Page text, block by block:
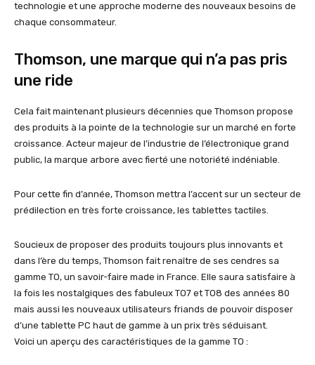
technologie et une approche moderne des nouveaux besoins de
chaque consommateur.
Thomson, une marque qui n’a pas pris
une ride
Cela fait maintenant plusieurs décennies que Thomson propose
des produits à la pointe de la technologie sur un marché en forte
croissance. Acteur majeur de l’industrie de l’électronique grand
public, la marque arbore avec fierté une notoriété indéniable.
Pour cette fin d’année, Thomson mettra l’accent sur un secteur de
prédilection en très forte croissance, les tablettes tactiles.
Soucieux de proposer des produits toujours plus innovants et
dans l’ère du temps, Thomson fait renaître de ses cendres sa
gamme TO, un savoir-faire made in France. Elle saura satisfaire à
la fois les nostalgiques des fabuleux TO7 et TO8 des années 80
mais aussi les nouveaux utilisateurs friands de pouvoir disposer
d’une tablette PC haut de gamme à un prix très séduisant.
Voici un aperçu des caractéristiques de la gamme TO :